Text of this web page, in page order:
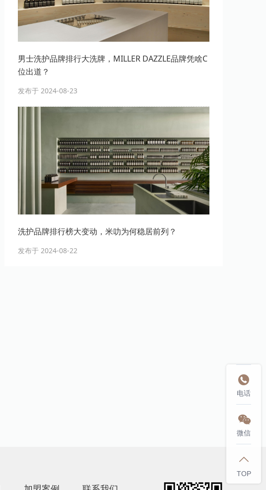
男士洗护品牌排行大洗牌，MILLER DAZZLE品牌凭啥C
位出道？
发布于 2024-08-23
洗护品牌排行榜大变动，米叻为何稳居前列？
发布于 2024-08-22

电话

微信

TOP